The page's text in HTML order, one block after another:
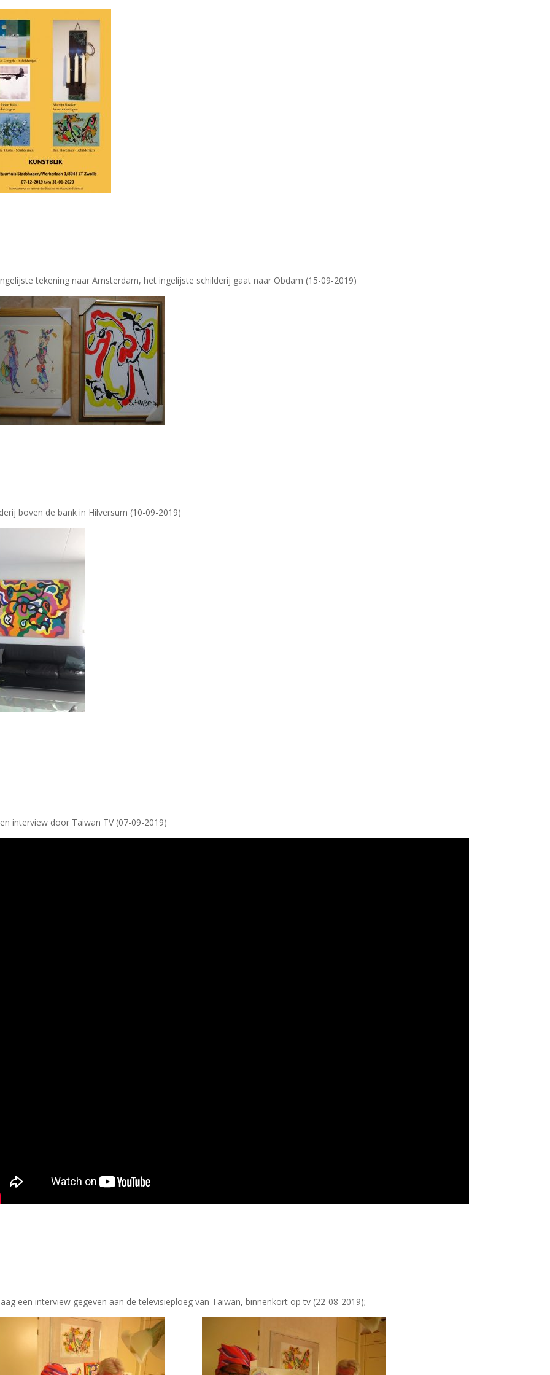
tekening naar Amsterdam, het ingelijste schilderij gaat naar Obdam (15-09-2019)
boven de bank in Hilversum (10-09-2019)
interview door Taiwan TV (07-09-2019)
een interview gegeven aan de televisieploeg van Taiwan, binnenkort op tv (22-08-2019);